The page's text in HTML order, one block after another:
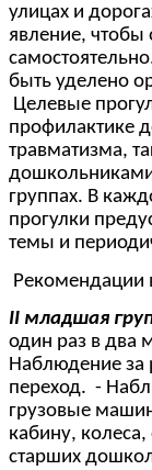
улицах и
явление, чтобы
быть уделено
Целевые
профилактике
травматизма,
дошкольниками
группах. В
прогулки
темы и
Рекомендации
II младшая
один раз в два
Наблюдение за
переход. -
грузовые
кабину,
старших